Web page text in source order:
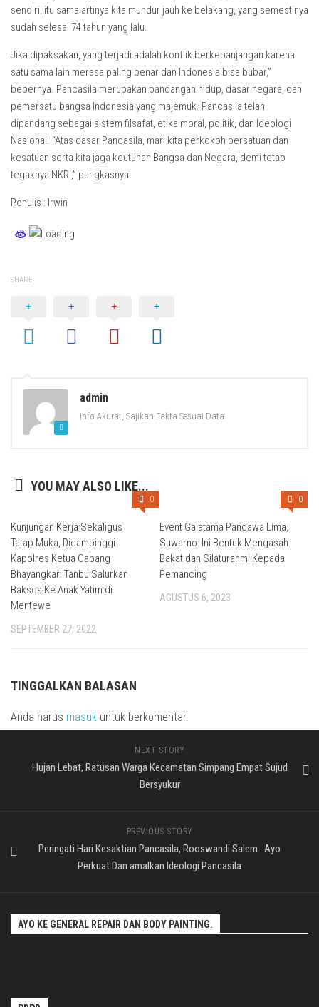
sendiri, itu sama artinya kita mundur jauh ke belakang, yang semestinya
sudah selesai 74 tahun yang lalu.
Jika dipaksakan, yang terjadi adalah konflik berkepanjangan karena
satu sama lain merasa paling benar dan Indonesia bisa bubar,”
bebernya. Pancasila merupakan pandangan hidup, dasar negara, dan
pemersatu bangsa Indonesia yang majemuk. Pancasila telah
dipandang sebagai sistem filsafat, etika moral, politik, dan Ideologi
Nasional. “Atas dasar Pancasila, mari kita perkokoh persatuan dan
kesatuan serta kita jaga keutuhan Bangsa dan Negara, demi tetap
tegaknya NKRI,” pungkasnya.
Penulis : Irwin
SHARE
admin
Info Akurat, Sajikan Fakta Sesuai Data
YOU MAY ALSO LIKE...
0
Kunjungan Kerja Sekaligus
Tatap Muka, Didampinggi
Kapolres Ketua Cabang
Bhayangkari Tanbu Salurkan
Baksos Ke Anak Yatim di
Mentewe
SEPTEMBER 27, 2022
0
Event Galatama Pandawa Lima,
Suwarno: Ini Bentuk Mengasah
Bakat dan Silaturahmi Kepada
Pemancing
AGUSTUS 6, 2023
TINGGALKAN BALASAN
Anda harus masuk untuk berkomentar.
NEXT STORY
Hujan Lebat, Ratusan Warga Kecamatan Simpang Empat Sujud
Bersyukur
PREVIOUS STORY
Peringati Hari Kesaktian Pancasila, Rooswandi Salem : Ayo
Perkuat Dan amalkan Ideologi Pancasila
AYO KE GENERAL REPAIR DAN BODY PAINTING.